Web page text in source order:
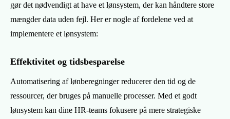
gør det nødvendigt at have et lønsystem, der kan håndtere store
mængder data uden fejl. Her er nogle af fordelene ved at
implementere et lønsystem:
Effektivitet og tidsbesparelse
Automatisering af lønberegninger reducerer den tid og de
ressourcer, der bruges på manuelle processer. Med et godt
lønsystem kan dine HR-teams fokusere på mere strategiske